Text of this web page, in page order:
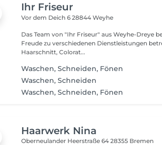
Ihr Friseur
Vor dem Deich 628844 Weyhe
Das Team von "Ihr Friseur" aus Weyhe-Dreye
Freude zu verschiedenen Dienstleistungen
Haarschnitt, Colorat...
Waschen, Schneiden, Fönen
Waschen, Schneiden
Waschen, Schneiden, Fönen
Haarwerk Nina
Oberneulander Heerstraße 6428355 Bremen